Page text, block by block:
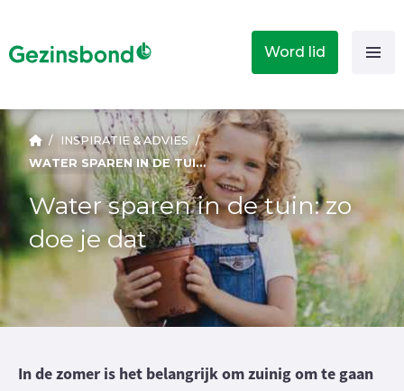
Word lid
/ INSPIRATIE & ADVIES /
WATER SPAREN IN DE TUIN: ZO DOE JE DAT
Water sparen in de tuin: zo
doe je dat
In de zomer is het belangrijk om zuinig om te gaan